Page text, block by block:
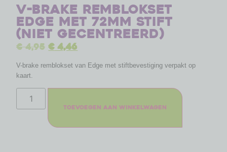
V-brake remblokset
Edge met 72mm stift
(niet gecentreerd)
€4,95 €4,46
V-brake remblokset van Edge met stiftbevestiging verpakt op
kaart.
Toevoegen aan winkelwagen